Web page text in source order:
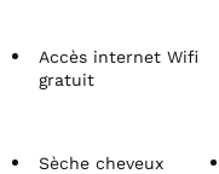
Accès internet Wifi
gratuit
Sèche cheveux